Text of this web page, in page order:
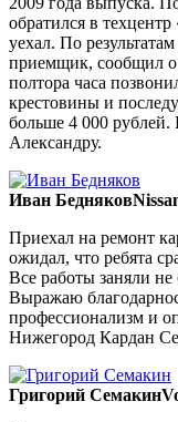
обратился в
уехал. По
приемщик, сообщил о
полтора часа
крестовины и
больше 4 000 рублей.
Александру.
Иван Бедняков
Приехал на ремонт
ожидал, что ребята
Все работы заняли не
Выражаю
профессионализм и
Нижегород Кардан
Григорий Семакин